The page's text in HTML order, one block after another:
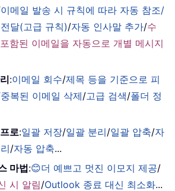
이메일 발송 시 규칙에 따라 자동 참조/
달(고급 규칙)/자동 인사말 추가/수
함된 이메일을 자동으로 개별 메시지
:이메일 회수/제목 등을 기준으로 피
중복된 이메일 삭제/고급 검색/폴더 정
로:일괄 저장/일괄 분리/일괄 압축/자
/자동 압축...
마법:😊더 예쁘고 멋진 이모지 제공/
시 알림/Outlook 종료 대신 최소화...